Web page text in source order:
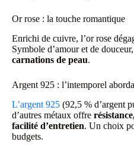
Or rose : la touche romantique
Enrichi de cuivre, l’or rose
Symbole d’amour et de
carnations de peau.
Argent 925 : l’intemporel
L’argent 925 (92,5 % d’argent
d’autres métaux offre
facilité d’entretien. Un choix
budgets.